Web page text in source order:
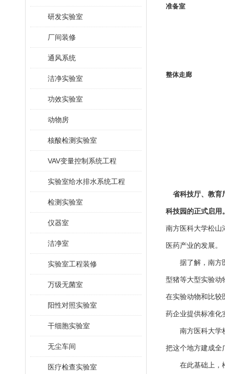
研发实验室
厂间装修
通风系统
洁净实验室
功效实验室
动物房
核酸检测实验室
VAV变量控制系统工程
实验室给水排水系统工程
检测实验室
仪器室
洁净室
实验室工程装修
万级无菌室
阳性对照实验室
干细胞实验室
无尘车间
医疗检查实验室
准备室
整体走廊
省科技厅、教育
科技园的正式启用
南方医科大学松山
医药产业的发展。
据了解，南方医
型猪等大型实验动
在实验动物和比较
药企业提供标准化
南方医科大学校
把这个地方建成全
在此基础上，松